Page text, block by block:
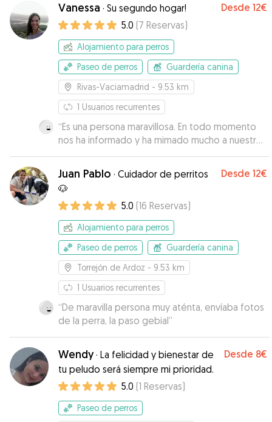
Vanessa · Su segundo hogar! Desde 12€
5.0 (7 Reservas)
Alojamiento para perros
Paseo de perros
Guardería canina
Rivas-Vaciamadrid - 9.53 km
1 Usuarios recurrentes
“Es una persona maravillosa. En todo momento
nos ha informado y ha mimado mucho a nuestro
perrete. Sin duda, si alguna vez lo necesitamos
volveríamos a recurrir a Vanessa. Gracias por
haberlo hecho tan fácil!!!!”
Juan Pablo · Cuidador de perritos
🐶
Desde 12€
5.0 (16 Reservas)
Alojamiento para perros
Paseo de perros
Guardería canina
Torrejón de Ardoz - 9.53 km
1 Usuarios recurrentes
“De maravilla persona muy aténta, envíaba fotos
de la perra, la paso gebial”
Wendy· La felicidad y bienestar de
tu peludo será siempre mi prioridad.
Desde 8€
5.0 (1 Reservas)
Paseo de perros